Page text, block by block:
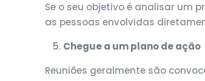
Se o seu objetivo é analisar um
as pessoas envolvidas
Chegue a um plano de ação
Reuniões geralmente são